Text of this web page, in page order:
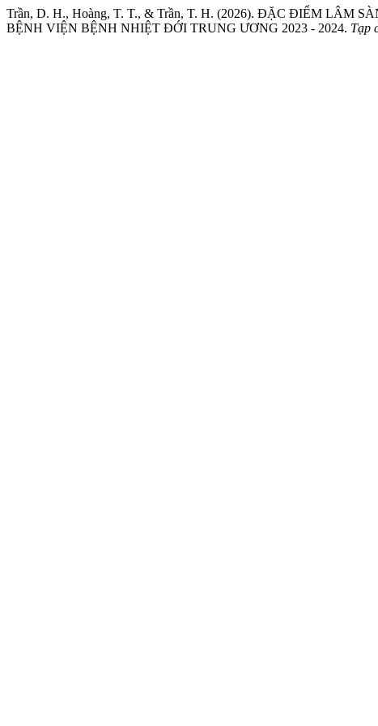
Trần, D. H., Hoàng, T. T., & Trần, T. H. (2026). ĐẶC ĐIỂM LÂM
BỆNH VIỆN BỆNH NHIỆT ĐỚI TRUNG ƯƠNG 2023 - 2024. Tạp